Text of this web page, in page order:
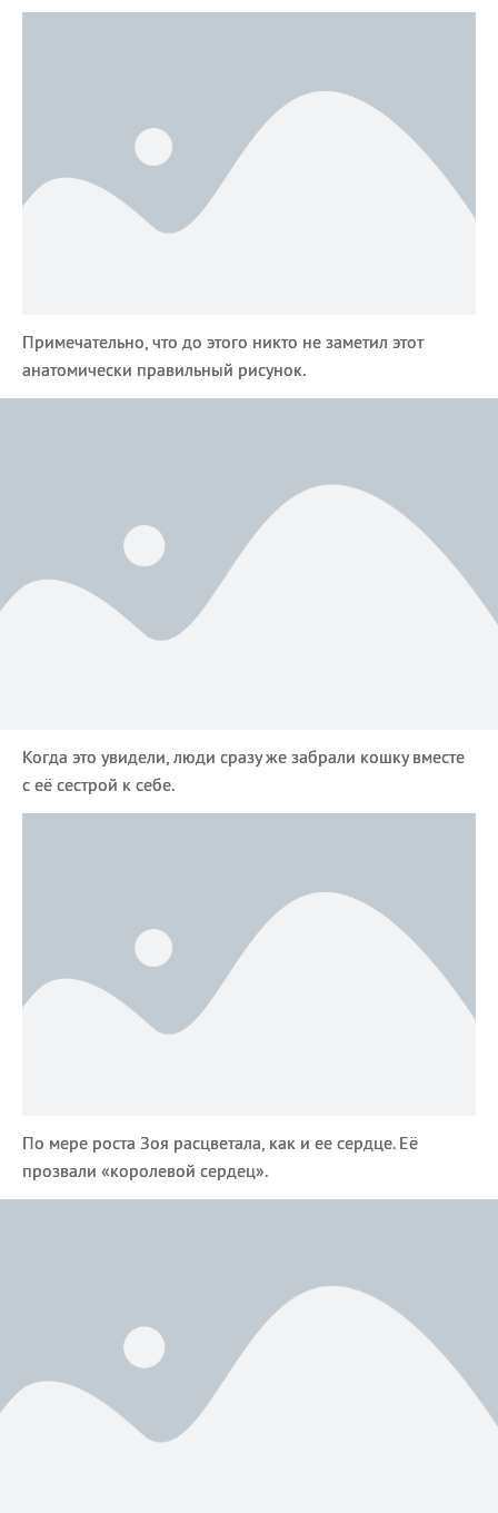
Примечательно, что до этого никто не заметил этот
анатомически правильный рисунок.
Когда это увидели, люди сразу же забрали кошку вместе
с её сестрой к себе.
По мере роста Зоя расцветала, как и ее сердце. Её
прозвали «королевой сердец».